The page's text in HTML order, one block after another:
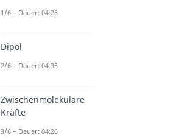
1/6 – Dauer: 04:28
Dipol
2/6 – Dauer: 04:35
Zwischenmolekulare
Kräfte
3/6 – Dauer: 04:26